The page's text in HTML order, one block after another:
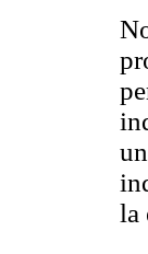
la